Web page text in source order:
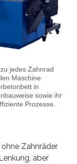
jedes Zahnrad
Maschine
in
sowie ihr
Prozesse.
Zahnräder
aber